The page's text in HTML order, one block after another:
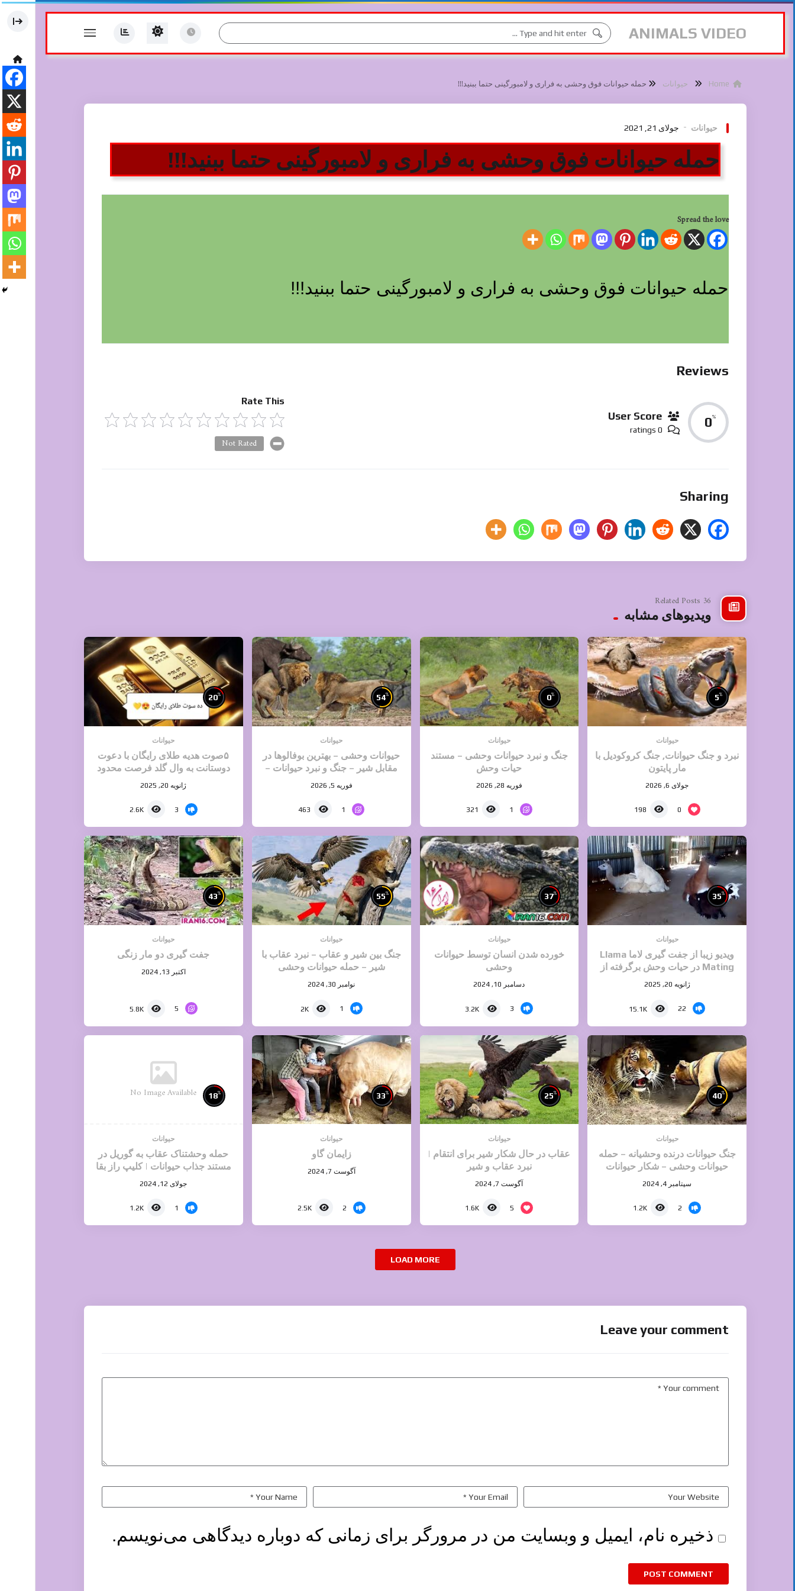
ANIMALS VIDEO
حیوانات حمله حیوانات فوق وحشی به فراری و لامبورگینی حتما ببنید!!!
حیوانات جولای 21, 2021
حمله حیوانات فوق وحشی به فراری و لامبورگینی حتما ببنید!!!
Spread the love
حمله حیوانات فوق وحشی به فراری و لامبورگینی حتما ببنید!!!
Reviews
0%
User Score
0 ratings
Rate This
Not Rated
Sharing
36 Related Posts
ویدیوهای مشابه
5%
حیوانات
نبرد و جنگ حیوانات, جنگ کروکودیل با
مار پایتون
جولای 6, 2026
0
198
0%
حیوانات
جنگ و نبرد حیوانات وحشی – مستند
حیات وحش
فوریه 28, 2026
1
321
54%
حیوانات
حیوانات وحشی – بهترین بوفالوها در
مقابل شیر – جنگ و نبرد حیوانات –
حیات وحش
فوریه 5, 2026
1
463
20%
حیوانات
۵صوت هدیه طلای رایگان با دعوت
دوستانت به وال گلد فرصت محدود
ژانویه 20, 2025
3
2.6K
35%
حیوانات
ویدیو زیبا از جفت گیری لاما Llama
Mating در حیات وحش برگرفته از
دسته جفت گیری حیوانات سایت ایران
ژانویه 20, 2025
22
15.1K
37%
حیوانات
خورده شدن انسان توسط حیوانات
وحشی
دسامبر 10, 2024
3
3.2K
55%
حیوانات
جنگ بین شیر و عقاب – نبرد عقاب با
شیر – حمله حیوانات وحشی
نوامبر 30, 2024
1
2K
43%
حیوانات
جفت گیری دو مار زنگی
اکتبر 13, 2024
5
5.8K
40%
حیوانات
جنگ حیوانات درنده وحشیانه – حمله
حیوانات وحشی – شکار حیوانات
سپتامبر 4, 2024
2
1.2K
25%
حیوانات
عقاب در حال شکار شیر برای انتقام |
نبرد عقاب و شیر‎
آگوست 7, 2024
5
1.6K
33%
حیوانات
زایمان گاو
آگوست 7, 2024
2
2.5K
No Image Available 18%
حیوانات
حمله وحشتناک عقاب به گوریل در
مستند جذاب حیوانات | کلیپ راز بقا
جولای 12, 2024
1
1.2K
LOAD MORE
Leave your comment
ذخیره نام، ایمیل و وبسایت من در مرورگر برای زمانی که دوباره دیدگاهی می‌نویسم.